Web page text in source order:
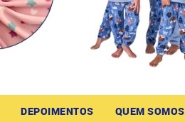
DEPOIMENTOS QUEM SOMOS